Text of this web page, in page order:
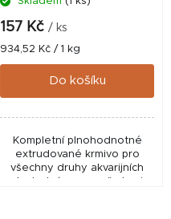
157 Kč / ks
Měrná
cena:
934,52 Kč / 1 kg
Do košíku
Kompletní plnohodnotné
extrudované krmivo pro
všechny druhy akvarijních
ryb. Jedná se o směs krmiv